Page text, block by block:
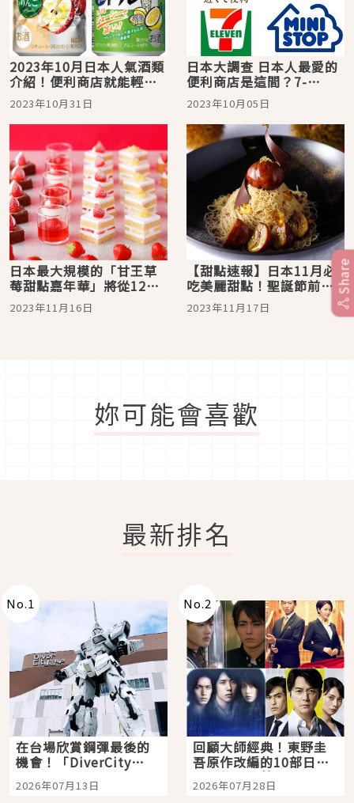
2023年10月日本人氣酒類
介紹！便利商店就能輕鬆
買到當季水果酒
2023年10月31日
日本大調查 日本人最愛的
便利商店是這間？7-
ELEVEN、FamilyMart、
LAWSON的人氣商品各有
千秋！
2023年10月05日
日本最大規模的「甘王草
莓甜點嘉年華」將從12月1
日起開始！草莓控錯過就
要心痛啦
2023年11月16日
【甜點速報】日本11月必
吃美麗甜點！聖誕節前，
先用巧克力及開心果暖場
2023年11月17日
妳可能會喜歡
最新排名
No.1
在台場欣賞鋼彈最後的
機會！「DiverCity
Tokyo Plaza」搭船、
購物、美食及夜景，一
2026年07月13日
No.2
回顧大師經典！東野圭
吾原作改編的10部日本
影視作品推薦
2026年07月28日
Share